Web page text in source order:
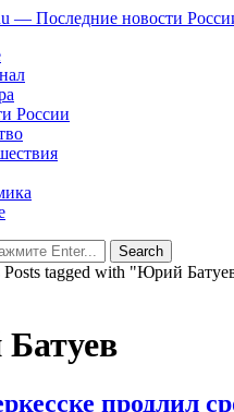
России
Posts tagged with "Юрий
продлил